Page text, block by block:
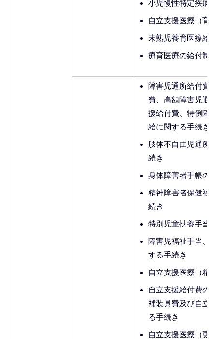
小児慢性特定疾病
自立支援医療（育
未熟児養育医療給
療育医療の給付制
障害児通所給付費
費、高額障害児通
援給付費、特例障
給に関する手続き
肢体不自由児通所
続き
身体障害者手帳の
精神障害者保健福
続き
特別児童扶養手当
障害児福祉手当、
する手続き
自立支援医療（精
自立支援給付費の
補装具費及び自立
る手続き
自立支援医療（更